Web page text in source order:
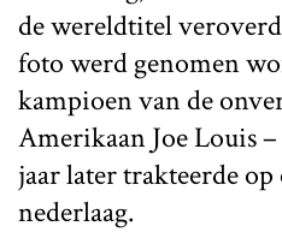
de wereldtitel
foto werd genomen
kampioen van de
Amerikaan Joe Louis
jaar later trakteerde
nederlaag.